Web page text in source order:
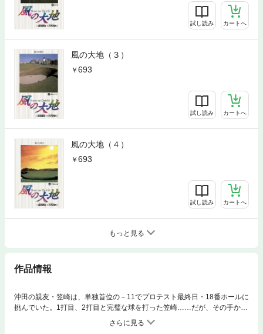
試し読み カートへ
風の大地（３）
693
試し読み カートへ
風の大地（４）
693
試し読み カートへ
もっと見る
作品情報
沖田の親友・笠崎は、単独首位の－11でプロテスト最終日・18番ホールに
挑んでいた。1打目、2打目と完璧な球を打った笠崎……だが、その手から
クラブがこぼれ落ち、空気を裂くような絶叫が千成ゴルフクラブにこだま
する。観衆、プロテスト受験仲間、競技委員…誰もが笠崎のプロテストト